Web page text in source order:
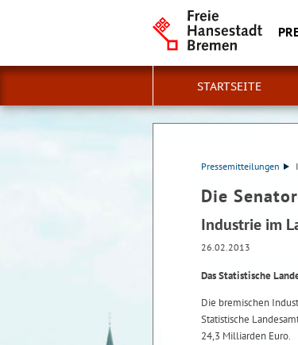
STARTSEITE
Pressemitteilungen
Die
Industrie im
26.02.2013
Das Statistische
Die bremischen
Statistische
24,3 Milliarden Euro.